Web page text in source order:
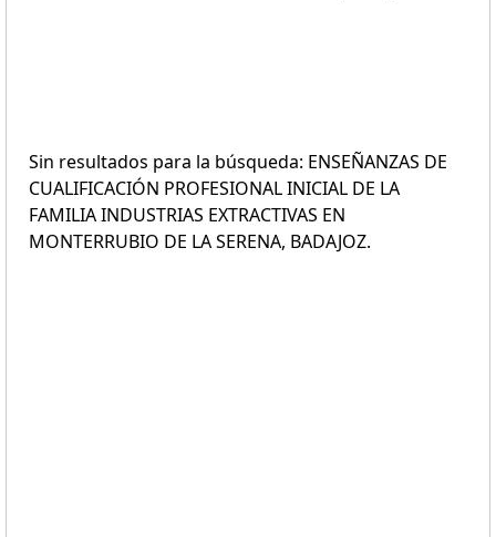
Sin resultados para la búsqueda: ENSEÑANZAS DE
CUALIFICACIÓN PROFESIONAL INICIAL DE LA
FAMILIA INDUSTRIAS EXTRACTIVAS EN
MONTERRUBIO DE LA SERENA, BADAJOZ.